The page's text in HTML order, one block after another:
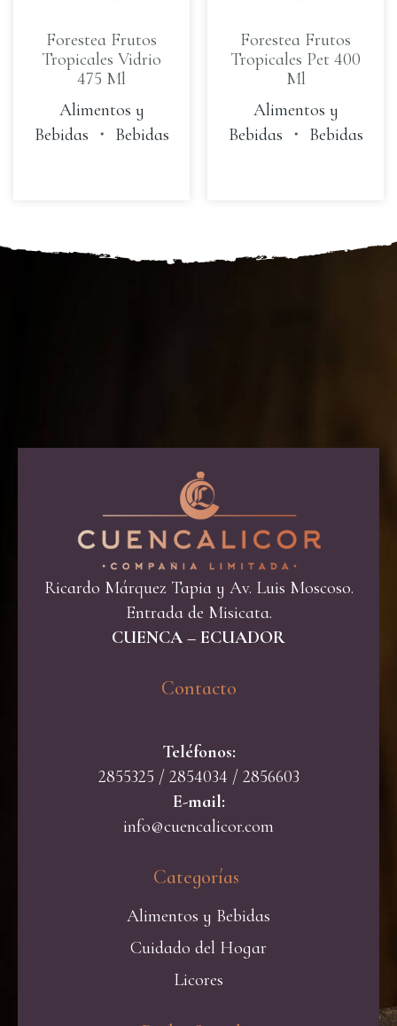
Forestea Frutos
Tropicales Vidrio
475 Ml
Alimentos y
Bebidas ・ Bebidas
Forestea Frutos
Tropicales Pet 400
Ml
Alimentos y
Bebidas ・ Bebidas
Ricardo Márquez Tapia y Av. Luis Moscoso.
Entrada de Misicata.
CUENCA – ECUADOR
Contacto​
Teléfonos:
2855325 / 2854034 / 2856603
E-mail:
info@cuencalicor.com
Categorías ​
Alimentos y Bebidas
Cuidado del Hogar
Licores